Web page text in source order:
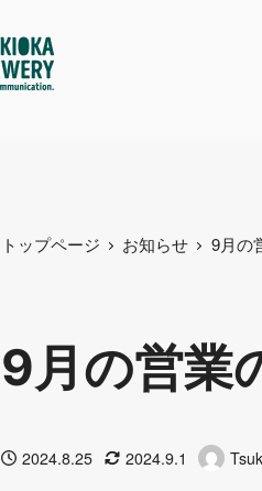
トップページ お知らせ 9月の
9月の営業
投稿日2024.8.25 更新日2024.9.1
著